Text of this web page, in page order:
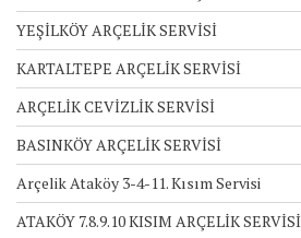
YEŞİLKÖY ARÇELİK SERVİSİ
KARTALTEPE ARÇELİK SERVİSİ
ARÇELİK CEVİZLİK SERVİSİ
BASINKÖY ARÇELİK SERVİSİ
Arçelik Ataköy 3-4-11. Kısım Servisi
ATAKÖY 7.8.9.10 KISIM ARÇELİK SERVİSİ